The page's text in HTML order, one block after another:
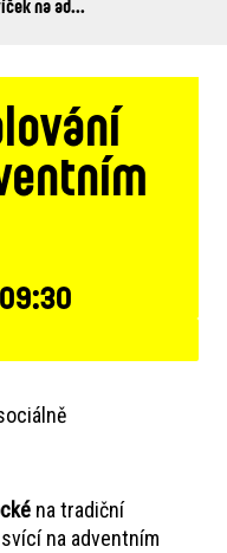
na ad...
na tradiční
na adventním